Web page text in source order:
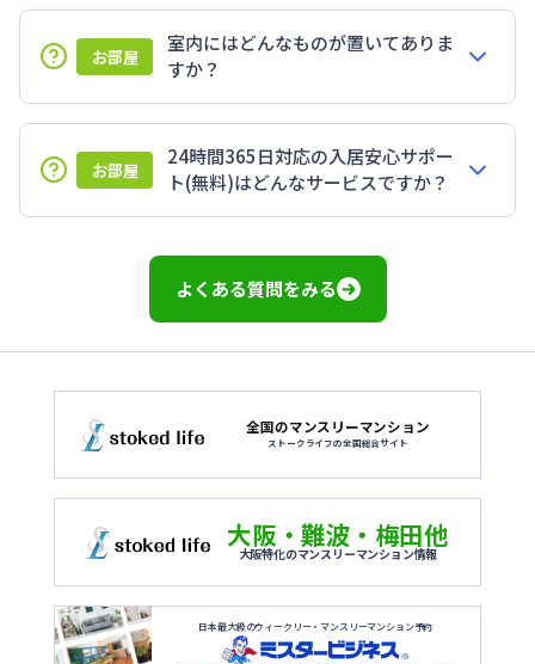
お部屋
室内にはどんなものが置いてありま
すか？
お部屋
24時間365日対応の入居安心サポー
ト(無料)はどんなサービスですか？
よくある質問をみる
全国のマンスリーマンション
ストークライフの全国総合サイト
大阪・難波・梅田他
大阪特化のマンスリーマンション情報
日本最大級のウィークリー・マンスリーマンション予約